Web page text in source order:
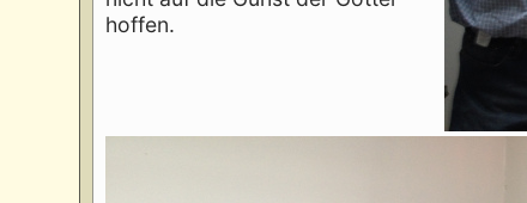
hoffen.